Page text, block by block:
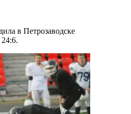
в Петрозаводске